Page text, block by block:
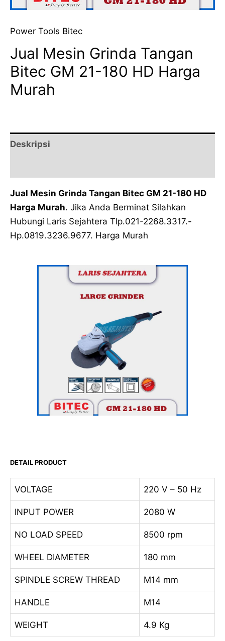
Power Tools Bitec
Jual Mesin Grinda Tangan
Bitec GM 21-180 HD Harga
Murah
Deskripsi
Jual Mesin Grinda Tangan Bitec GM 21-180 HD
Harga Murah. Jika Anda Berminat Silahkan
Hubungi Laris Sejahtera Tlp.021-2268.3317.-
Hp.0819.3236.9677. Harga Murah
DETAIL PRODUCT
VOLTAGE 220 V – 50 Hz
INPUT POWER 2080 W
NO LOAD SPEED 8500 rpm
WHEEL DIAMETER 180 mm
SPINDLE SCREW THREAD M14 mm
HANDLE M14
WEIGHT 4.9 Kg